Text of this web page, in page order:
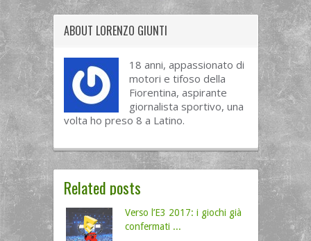
ABOUT LORENZO GIUNTI
18 anni, appassionato di
motori e tifoso della
Fiorentina, aspirante
giornalista sportivo, una
volta ho preso 8 a Latino.
Related posts
Verso l’E3 2017: i giochi già
confermati ...